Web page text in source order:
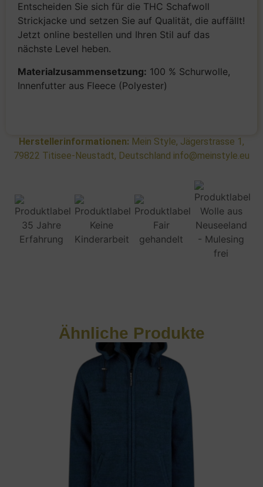
Entscheiden Sie sich für die THC Schafwoll
Strickjacke und setzen Sie auf Qualität, die auffällt!
Jetzt online bestellen und Ihren Stil auf das
nächste Level heben.
Materialzusammensetzung: 100 % Schurwolle,
Innenfutter aus Fleece (Polyester)
Herstellerinformationen: Mein Style, Jägerstrasse 1,
79822 Titisee-Neustadt, Deutschland info@meinstyle.eu
Ähnliche Produkte